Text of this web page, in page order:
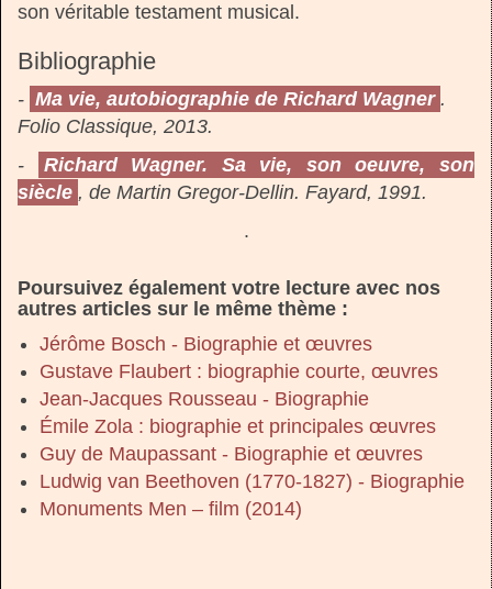
son véritable testament musical.
Bibliographie
- Ma vie, autobiographie de Richard Wagner .
Folio Classique, 2013.
-
Richard Wagner. Sa vie, son oeuvre, son
siècle , de Martin Gregor-Dellin. Fayard, 1991.
.
Poursuivez également votre lecture avec nos
autres articles sur le même thème :
Jérôme Bosch - Biographie et œuvres
Gustave Flaubert : biographie courte, œuvres
Jean-Jacques Rousseau - Biographie
Émile Zola : biographie et principales œuvres
Guy de Maupassant - Biographie et œuvres
Ludwig van Beethoven (1770-1827) - Biographie
Monuments Men – film (2014)